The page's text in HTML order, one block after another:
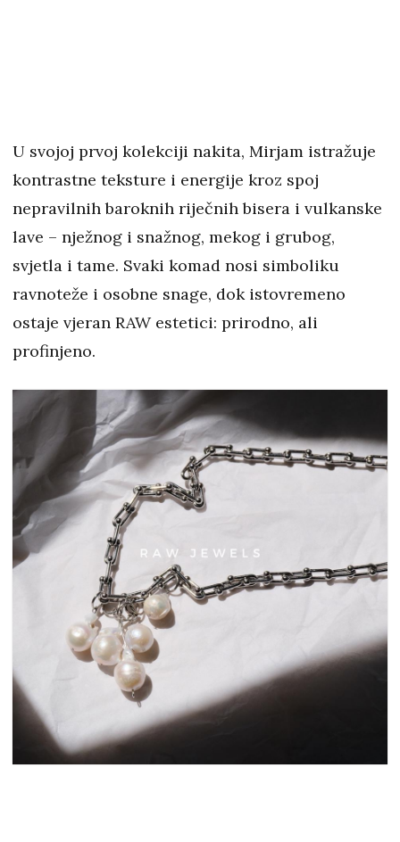
U svojoj prvoj kolekciji nakita, Mirjam istražuje
kontrastne teksture i energije kroz spoj
nepravilnih baroknih riječnih bisera i vulkanske
lave – nježnog i snažnog, mekog i grubog,
svjetla i tame. Svaki komad nosi simboliku
ravnoteže i osobne snage, dok istovremeno
ostaje vjeran RAW estetici: prirodno, ali
profinjeno.